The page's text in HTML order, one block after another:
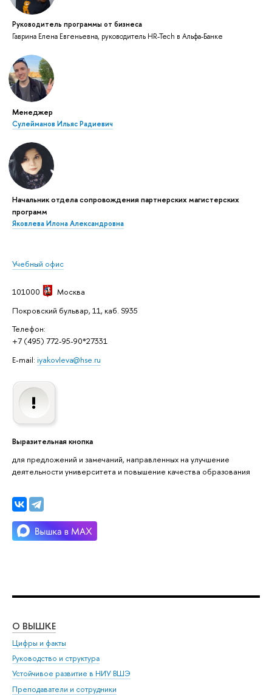
Руководитель программы от бизнеса
Гаврина Елена Евгеньевна, руководитель HR-Tech в Альфа-Банке
Менеджер
Сулейманов Ильяс Радиевич
Начальник отдела сопровождения партнерских магистерских
программ
Яковлева Илона Александровна
Учебный офис
101000
Москва
Покровский бульвар, 11, каб. S935
Телефон:
+7 (495) 772-95-90*27331
E-mail: iyakovleva@hse.ru
Выразительная кнопка
для предложений и замечаний, направленных на улучшение
деятельности университета и повышение качества образования
О ВЫШКЕ
Цифры и факты
Руководство и структура
Устойчивое развитие в НИУ ВШЭ
Преподаватели и сотрудники